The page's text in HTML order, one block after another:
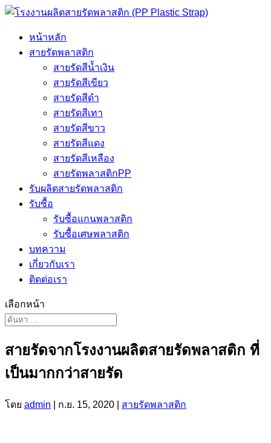
หน้าหลัก
สายรัดพลาสติก
สายรัดสีน้ำเงิน
สายรัดสีเขียว
สายรัดสีดำ
สายรัดสีเทา
สายรัดสีขาว
สายรัดสีแดง
สายรัดสีเหลือง
สายรัดพลาสติกPP
รับผลิตสายรัดพลาสติก
รับซื้อ
รับซื้อแกนพลาสติก
รับซื้อเศษพลาสติก
บทความ
เกี่ยวกับเรา
ติดต่อเรา
เลือกหน้า
สายรัดจากโรงงานผลิตสายรัดพลาสติก ที่
เป็นมากกว่าสายรัด
โดย admin ก.ย. 15, 2020 สายรัดพลาสติก